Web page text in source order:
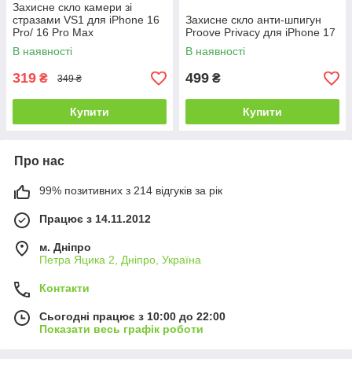
Захисне скло камери зі
стразами VS1 для iPhone 16
Pro/ 16 Pro Max
В наявності
319 ₴ 349 ₴
Купити
Захисне скло анти-шпигун
Proove Privacy для iPhone 17
В наявності
499 ₴
Купити
Про нас
99% позитивних з 214 відгуків за рік
Працює з 14.11.2012
м. Дніпро
Петра Яцика 2, Дніпро, Україна
Контакти
Сьогодні працює з 10:00 до 22:00
Показати весь графік роботи